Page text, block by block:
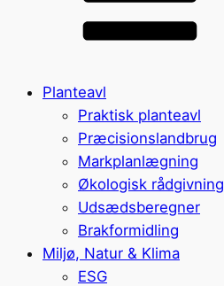
Planteavl
Praktisk planteavl
Præcisionslandbrug
Markplanlægning
Økologisk rådgivning
Udsædsberegner
Brakformidling
Miljø, Natur & Klima
ESG